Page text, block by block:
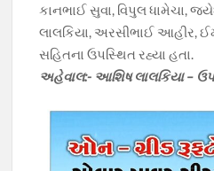
કાનભાઈ સુવા, વિપુલ ધામેચા,
લાલકિયા, અરસીભાઈ આહીર,
સહિતના ઉપસ્થિત રહ્યા હતા.
અહેવાલ:- આશિષ લાલકિયા –